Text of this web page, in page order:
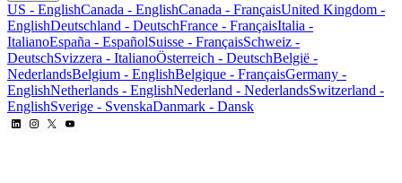
US - EnglishCanada - EnglishCanada - FrançaisUnited Kingdom -
EnglishDeutschland - DeutschFrance - FrançaisItalia -
ItalianoEspaña - EspañolSuisse - FrançaisSchweiz -
DeutschSvizzera - ItalianoÖsterreich - DeutschBelgië -
NederlandsBelgium - EnglishBelgique - FrançaisGermany -
EnglishNetherlands - EnglishNederland - NederlandsSwitzerland -
EnglishSverige - SvenskaDanmark - Dansk